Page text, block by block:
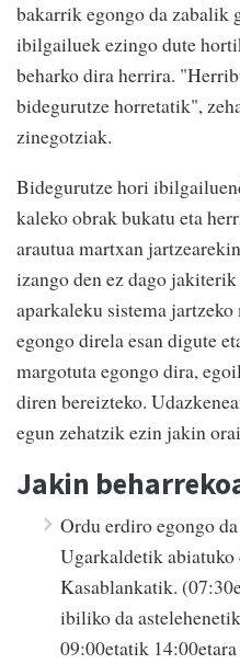
bakarrik egongo da zabalik
ibilgailuek ezingo dute
beharko dira herrira.
bidegurutze horretatik",
zinegotziak.
Bidegurutze hori
kaleko obrak bukatu eta
arautua martxan
izango den ez dago
aparkaleku sistema
egongo direla esan digute
margotuta egongo dira,
diren bereizteko.
egun zehatzik ezin jakin
Jakin
Ordu erdiro egongo
Ugarkaldetik abiatuko
Kasablankatik.
ibiliko da
09:00etatik